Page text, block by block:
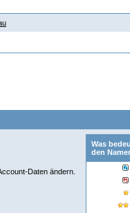
Was
den
Daten ändern.